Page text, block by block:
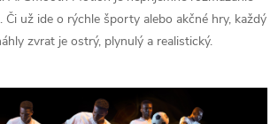
už ide o rýchle športy alebo akčné hry, každý
zvrat je ostrý, plynulý a realistický.